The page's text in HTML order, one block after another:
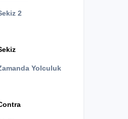
2
Yolculuk